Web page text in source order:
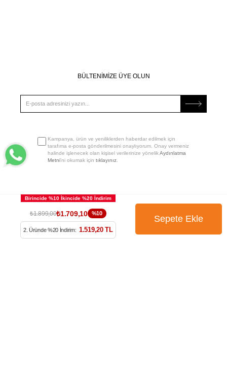
₺1.899,00₺1.709,10 %10
2. Üründe %20 İndirim: 1.519,20 TL
BÜLTENİMİZE ÜYE OLUN
Kampanya, ürün ve yeniliklerden haberdar edilmek için
tarafıma e-posta gönderilmesini onaylıyorum. Onay vermeniz
halinde işlenecek olan kişisel verilerinize yönelikAydınlatma
Metni’ni okumak için tıklayınız